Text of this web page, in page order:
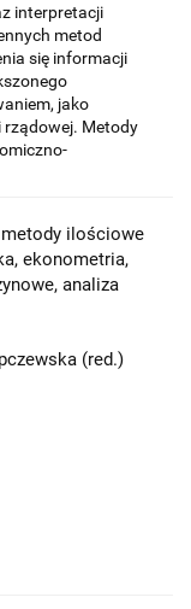
interpretacji
metod
się informacji
jako
rządowej. Metody
metody ilościowe
ekonometria,
analiza
(red.)